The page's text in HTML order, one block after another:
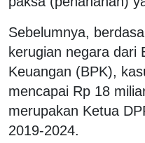
Sebelumnya,
kerugian negara dari
Keuangan (BPK),
mencapai Rp 18
merupakan Ketua
2019-2024.